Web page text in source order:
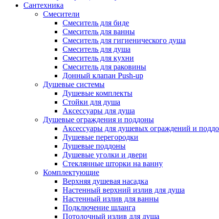
Сантехника
Смесители
Смеситель для биде
Смеситель для ванны
Смеситель для гигиенического душа
Смеситель для душа
Смеситель для кухни
Смеситель для раковины
Донный клапан Push-up
Душевые системы
Душевые комплекты
Стойки для душа
Аксессуары для душа
Душевые ограждения и поддоны
Аксессуары для душевых ограждений и
Душевые перегородки
Душевые поддоны
Душевые уголки и двери
Стеклянные шторки на ванну
Комплектующие
Верхняя душевая насадка
Настенный верхний излив для душа
Настенный излив для ванны
Подключение шланга
Потолочный излив для душа